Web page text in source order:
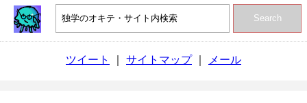
Search
ツイート サイトマップ｜ メール